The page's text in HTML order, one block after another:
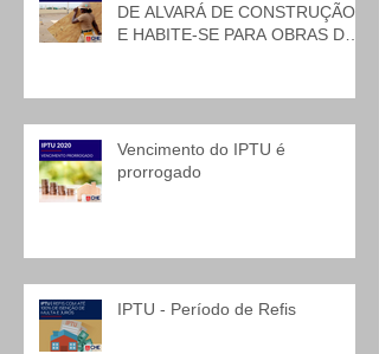
DE ALVARÁ DE CONSTRUÇÃO
E HABITE-SE PARA OBRAS DE
Vencimento do IPTU é
prorrogado
IPTU - Período de Refis